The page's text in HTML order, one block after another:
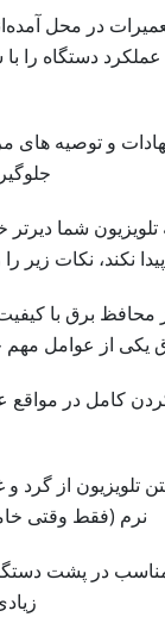
در محل
عملکرد دستگاه را
و توصیه های
تلویزیون شما
نکند، نکات زیر
محافظ برق با
یکی از عوامل
کامل در مواقع
تلویزیون از گرد و
نرم (فقط وقتی
در پشت